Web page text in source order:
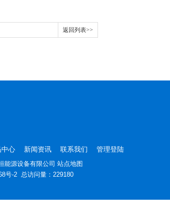
返回列表>>
中心 新闻资讯 联系我们 管理登陆
能源设备有限公司 站点地图
号-2 总访问量：229180